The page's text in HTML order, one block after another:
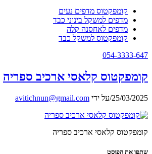
קומפקטוס מדפים נעים
מדפים למשקל בינוני כבד
מדפים לאחסנה קלה
קומפקטוס למשקל כבד
054-3333-647
קומפקטוס קלאסי ארכיב ספריה
25/03/2025
/על ידי avitichnun@gmail.com
קומפקטוס קלאסי ארכיב ספריה
שתפו את הפוסט